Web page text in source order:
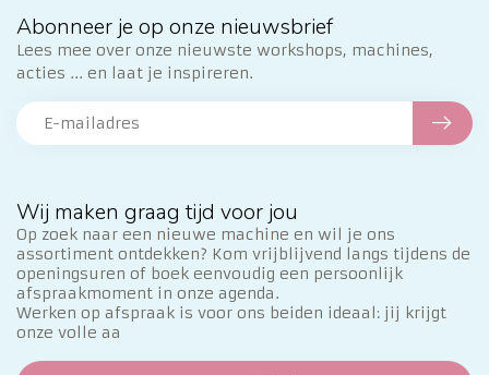
Wij maken graag tijd voor jou
Op zoek naar een nieuwe machine en wil je ons
assortiment ontdekken? Kom vrijblijvend langs tijdens de
openingsuren of boek eenvoudig een persoonlijk
afspraakmoment in onze agenda.
Werken op afspraak is voor ons beiden ideaal: jij krijgt
onze volle aa
Abonneer je op onze nieuwsbrief
Lees mee over onze nieuwste workshops, machines,
acties ... en laat je inspireren.